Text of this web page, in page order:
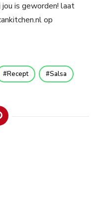
is geworden! laat
op
Recept Salsa